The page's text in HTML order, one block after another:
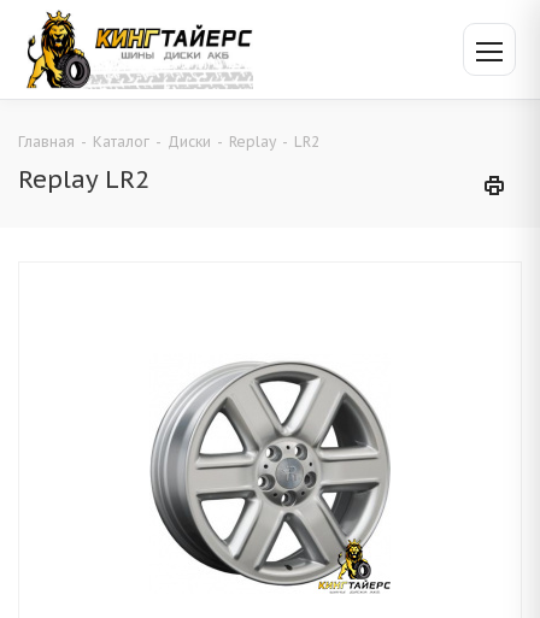
Главная - Каталог - Диски - Replay - LR2
Replay LR2